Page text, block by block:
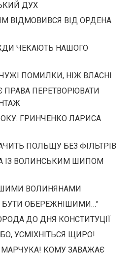
ДУХ
ВІДМОВИВСЯ ВІД ОРДЕНА
ЧЕКАЮТЬ НАШОГО
ПОМИЛКИ, НІЖ ВЛАСНІ
ПЕРЕТВОРЮВАТИ
ГРИНЧЕНКО ЛАРИСА
ПОЛЬЩУ БЕЗ ФІЛЬТРІВ
ІЗ ВОЛИНСЬКИМ ШИПОМ
ВОЛИНЯНАМИ
БУТИ ОБЕРЕЖНІШИМИ…”
ДО ДНЯ КОНСТИТУЦІЇ
УСМІХНІТЬСЯ ЩИРО!
КОМУ ЗАВАЖАЄ